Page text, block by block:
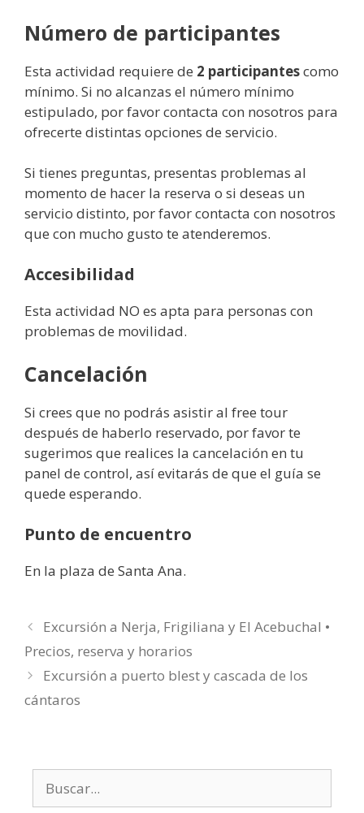
Número de participantes
Esta actividad requiere de 2 participantescomo
mínimo. Si no alcanzas el número mínimo
estipulado, por favor contacta con nosotros para
ofrecerte distintas opciones de servicio.
Si tienes preguntas, presentas problemas al
momento de hacer la reserva o si deseas un
servicio distinto, por favor contacta con nosotros
que con mucho gusto te atenderemos.
Accesibilidad
Esta actividad NO es apta para personas con
problemas de movilidad.
Cancelación
Si crees que no podrás asistir al free tour
después de haberlo reservado, por favor te
sugerimos que realices la cancelación en tu
panel de control, así evitarás de que el guía se
quede esperando.
Punto de encuentro
En la plaza de Santa Ana.
Excursión a Nerja, Frigiliana y El Acebuchal •
Precios, reserva y horarios
Excursión a puerto blest y cascada de los
cántaros